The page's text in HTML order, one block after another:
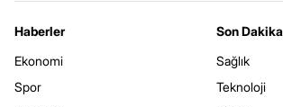
Haberler
Ekonomi
Spor
Son Dakika
Sağlık
Teknoloji